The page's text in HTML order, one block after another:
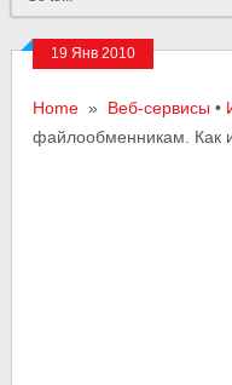
19 Янв 2010
Home » Веб-сервисы •
файлообменникам. Как